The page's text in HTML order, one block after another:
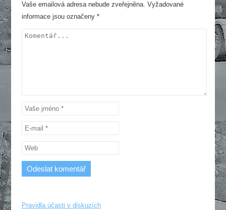
Vaše emailová adresa nebude zveřejněna. Vyžadované
informace jsou označeny *
Pravidla účasti v diskuzích